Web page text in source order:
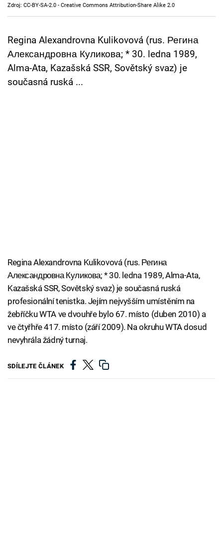
Cool Esport
Pořady
TV Program
Sledujte prima+
Zdroj: CC-BY-SA-2.0 - Creative Commons Attribution-Share Alike 2.0
Regina Alexandrovna Kulikovová (rus. Регина
Александровна Куликова; * 30. ledna 1989,
Alma-Ata, Kazašská SSR, Sovětský svaz) je
současná ruská ...
Regina Alexandrovna Kulikovová (rus. Регина
Александровна Куликова; * 30. ledna 1989, Alma-Ata,
Kazašská SSR, Sovětský svaz) je současná ruská
profesionální tenistka. Jejím nejvyšším umístěním na
žebříčku WTA ve dvouhře bylo 67. místo (duben 2010) a
ve čtyřhře 417. místo (září 2009). Na okruhu WTA dosud
nevyhrála žádný turnaj.
SDÍLEJTE ČLÁNEK